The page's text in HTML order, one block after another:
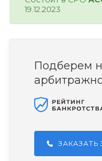
19.12.2023
Подберем
ЗАКАЗАТЬ